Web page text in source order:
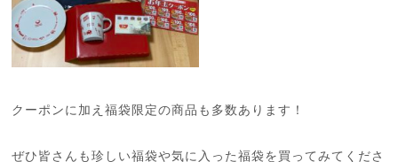
クーポンに加え福袋限定の商品も多数あります！
ぜひ皆さんも珍しい福袋や気に入った福袋を買ってみてくださ